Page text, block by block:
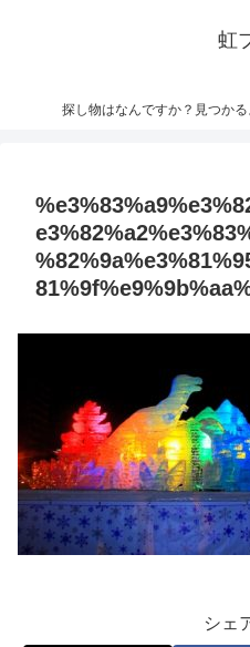
虹
探し物はなんですか？見つか
シェ